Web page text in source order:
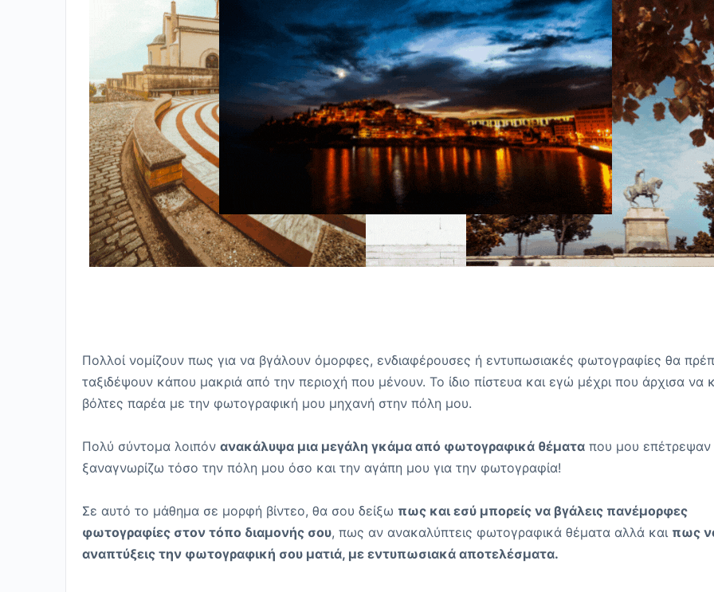
Πολλοί νομίζουν πως για να βγάλουν όμορφες, ενδιαφέρουσες ή εντυπωσιακές φωτογραφίες θα
ταξιδέψουν κάπου μακριά από την περιοχή που μένουν. Το ίδιο πίστευα και εγώ μέχρι που άρχισα να
βόλτες παρέα με την φωτογραφική μου μηχανή στην πόλη μου.
Πολύ σύντομα λοιπόν ανακάλυψα μια μεγάλη γκάμα από φωτογραφικά θέματα που μου επέτρεψαν
ξαναγνωρίζω τόσο την πόλη μου όσο και την αγάπη μου για την φωτογραφία!
Σε αυτό το μάθημα σε μορφή βίντεο, θα σου δείξω πως και εσύ μπορείς να βγάλεις πανέμορφες
φωτογραφίες στον τόπο διαμονής σου, πως αν ανακαλύπτεις φωτογραφικά θέματα αλλά και πως
αναπτύξεις την φωτογραφική σου ματιά, με εντυπωσιακά αποτελέσματα.